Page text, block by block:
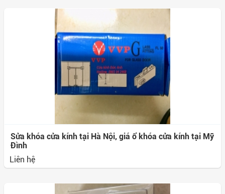
Sửa khóa cửa kính tại Hà Nội, giá ổ khóa cửa kính tại Mỹ
Đình
Liên hệ